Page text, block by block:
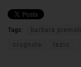
Tags: barbara premoli
crugnola lazio